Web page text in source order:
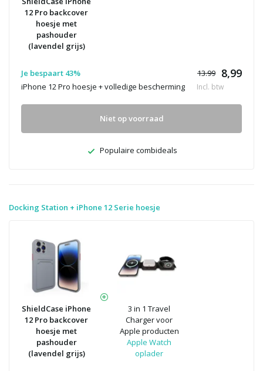
12 Pro backcover
hoesje met
pashouder
(lavendel grijs)
Je bespaart 43% 13.99 8,99
iPhone 12 Pro hoesje + volledige bescherming Incl. btw
Niet op voorraad
Populaire combideals
Docking Station + iPhone 12 Serie hoesje
ShieldCase iPhone
12 Pro backcover
hoesje met
pashouder
(lavendel grijs)
3 in 1 Travel
Charger voor
Apple producten
Apple Watch
oplader